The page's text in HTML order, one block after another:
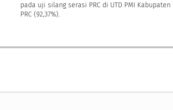
pada uji silang serasi PRC di UTD PMI
PRC (92,37%).